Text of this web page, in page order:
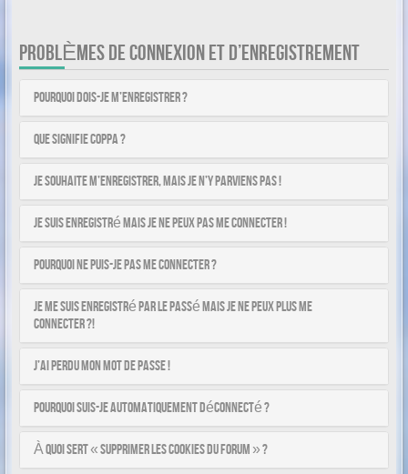
PROBLÈMES DE CONNEXION ET D’ENREGISTREMENT
Pourquoi dois-je m’enregistrer ?
Que signifie COPPA ?
Je souhaite m’enregistrer, mais je n’y parviens pas !
Je suis enregistré mais je ne peux pas me connecter !
Pourquoi ne puis-je pas me connecter ?
Je me suis enregistré par le passé mais je ne peux plus me
connecter ?!
J’ai perdu mon mot de passe !
Pourquoi suis-je automatiquement déconnecté ?
À quoi sert « Supprimer les cookies du forum » ?